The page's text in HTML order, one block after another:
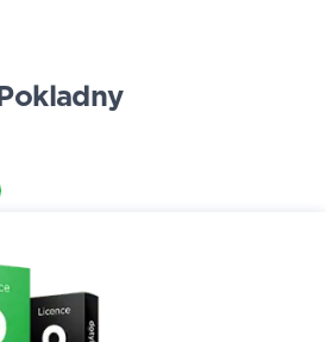
Pokladny